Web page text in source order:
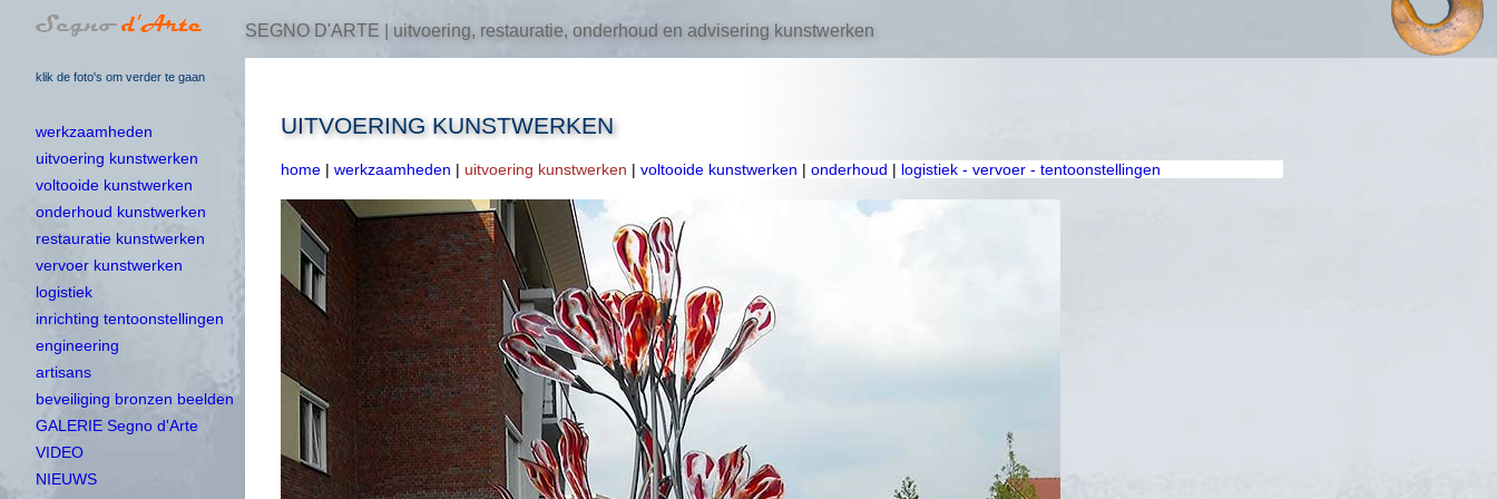
klik de foto's om verder te gaan
SEGNO D'ARTE | uitvoering, restauratie, onderhoud en advisering kunstwerken
werkzaamheden
uitvoering kunstwerken
voltooide kunstwerken
onderhoud kunstwerken
restauratie kunstwerken
vervoer kunstwerken
logistiek
inrichting tentoonstellingen
engineering
artisans
beveiliging bronzen beelden
GALERIE Segno d'Arte
VIDEO
NIEUWS
UITVOERING KUNSTWERKEN
home | werkzaamheden | uitvoering kunstwerken | voltooide kunstwerken | onderhoud | logistiek - vervoer - tentoonstellingen